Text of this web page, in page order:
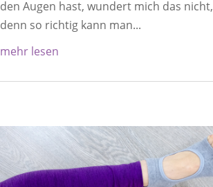
den Augen hast, wundert mich das nicht,
denn so richtig kann man...
mehr lesen